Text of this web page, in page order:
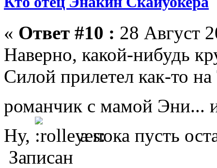
« Ответ #10 : 28 Август
Наверно, какой-нибудь
Силой прилетел как-то на
романчик с мамой Эни...
Ну,
а пока пусть
Записан